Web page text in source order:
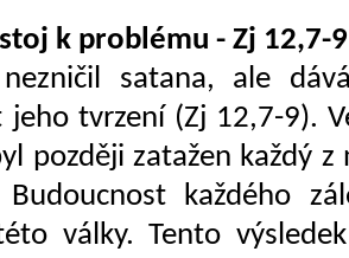
k problému - Zj 12,7-
satana, ale
jeho tvrzení (Zj 12,7-9).
později zatažen každý
každého
války. Tento